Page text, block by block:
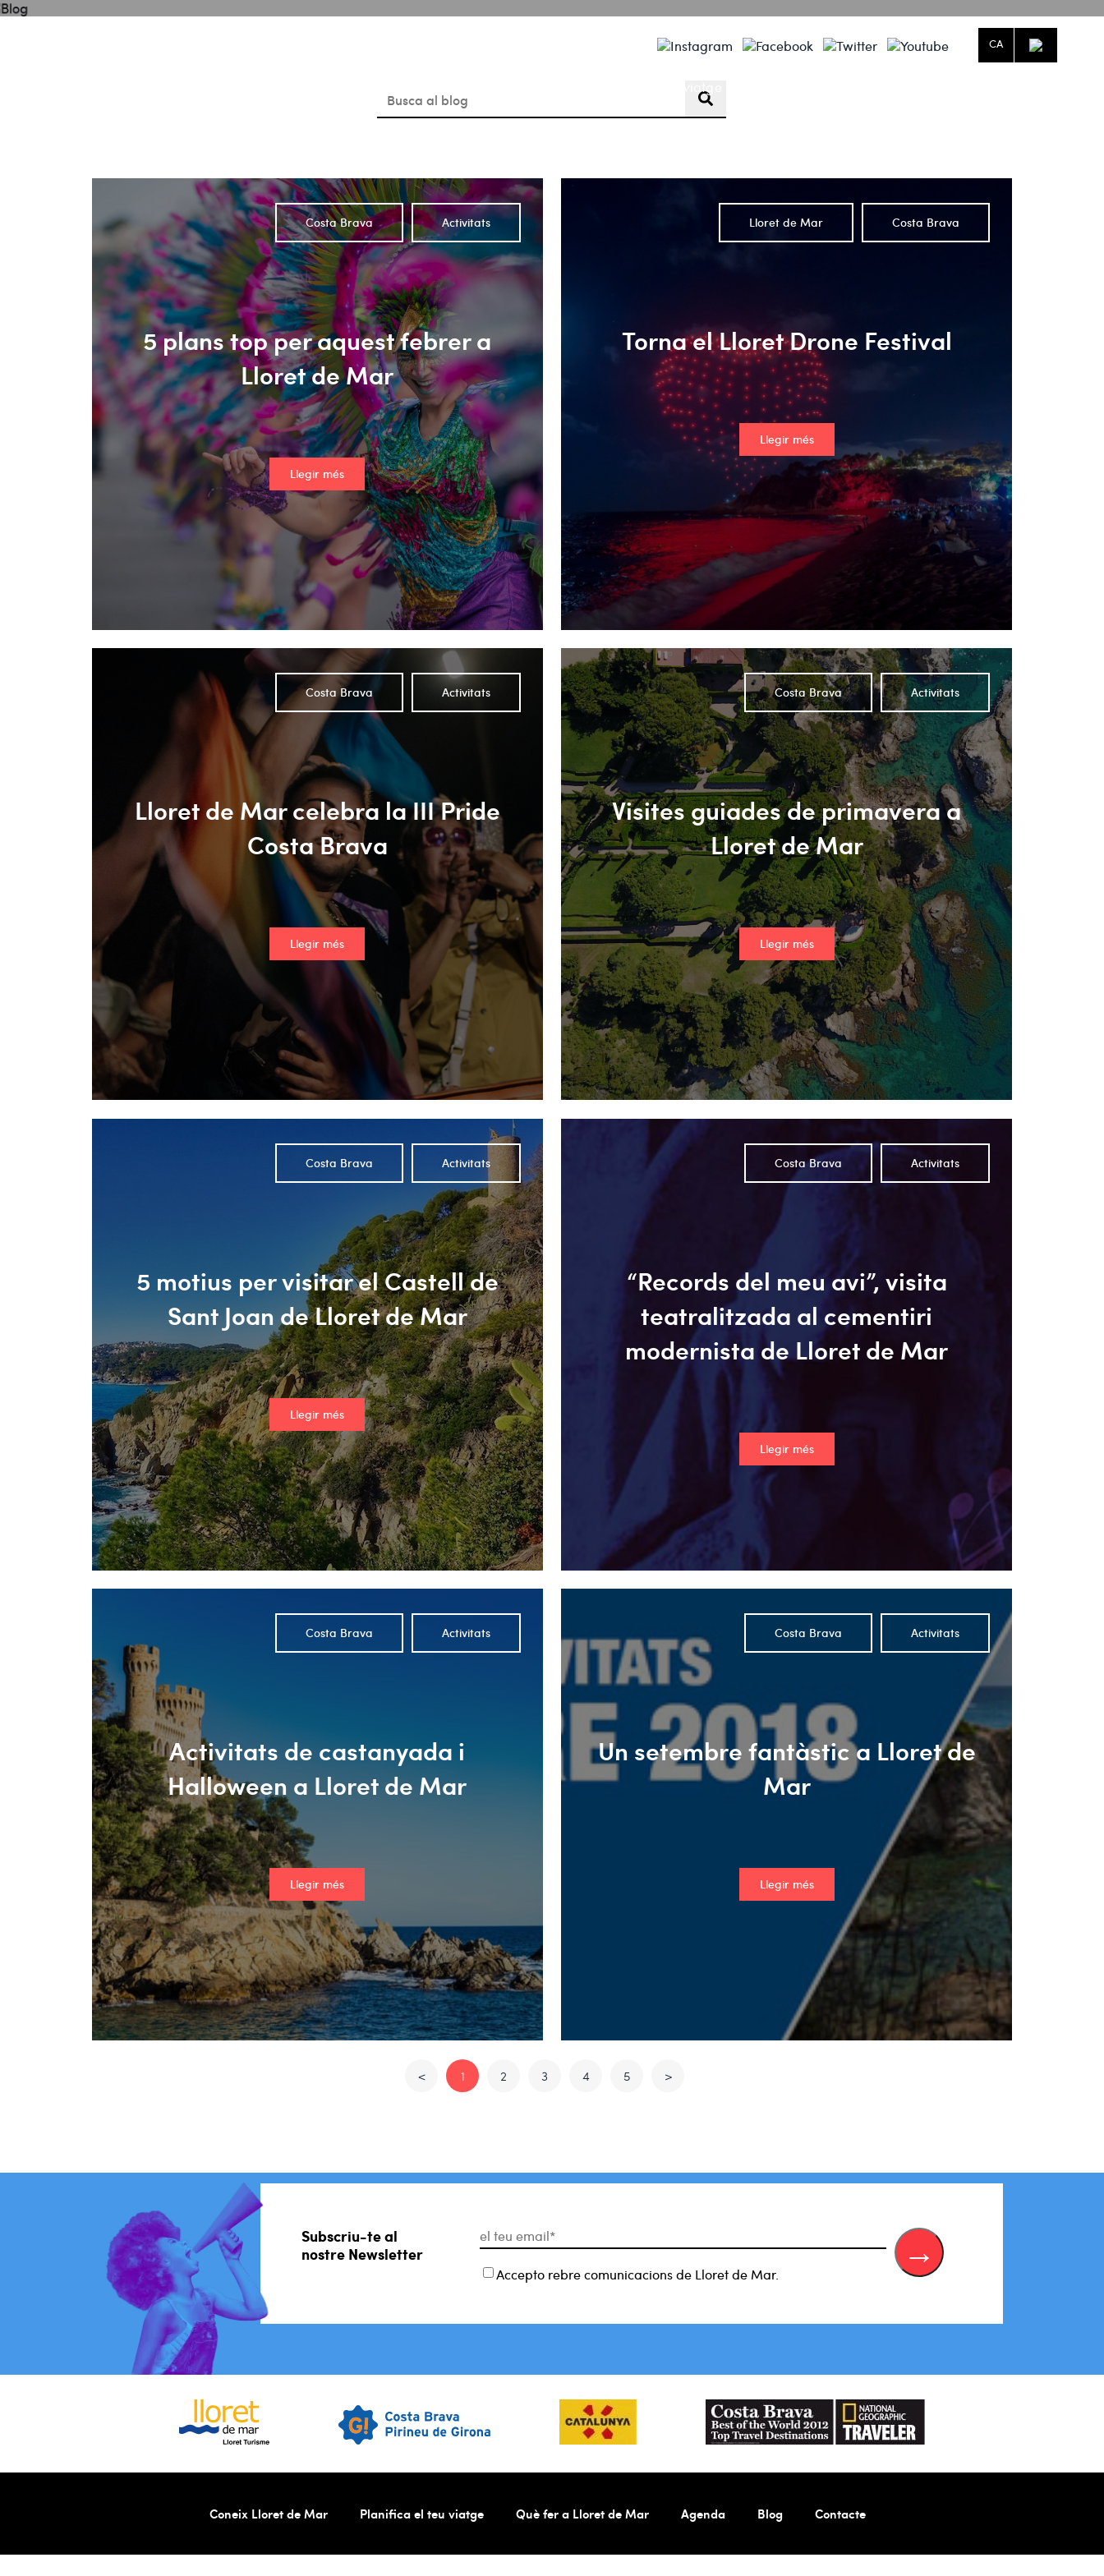
CA
Blog
Aquest és un camp de cerca amb una funció de suggeriment automàtic adjunta.
5 plans top per aquest febrer a
Lloret de Mar
Llegir més
Activitats
Costa Brava
Torna el Lloret Drone Festival
Llegir més
Costa Brava
Lloret de Mar
Lloret de Mar celebra la III Pride
Costa Brava
Llegir més
Activitats
Costa Brava
Visites guiades de primavera a
Lloret de Mar
Llegir més
Activitats
Costa Brava
5 motius per visitar el Castell de
Sant Joan de Lloret de Mar
Llegir més
Activitats
Costa Brava
“Records del meu avi”, visita
teatralitzada al cementiri
modernista de Lloret de Mar
Llegir més
Activitats
Costa Brava
Activitats de castanyada i
Halloween a Lloret de Mar
Llegir més
Activitats
Costa Brava
Un setembre fantàstic a Lloret de
Mar
Llegir més
Activitats
Costa Brava
< 1 2 3 4 5 >
Subscriu-te al
nostre Newsletter
Accepto rebre comunicacions de Lloret de Mar.
Coneix Lloret de Mar Planifica el teu viatge Què fer a Lloret de Mar Agenda Blog Contacte